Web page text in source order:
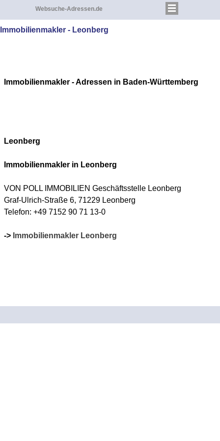
Websuche-Adressen.de
Immobilienmakler - Leonberg
Immobilienmakler - Adressen in Baden-Württemberg
Leonberg
Immobilienmakler in Leonberg
VON POLL IMMOBILIEN Geschäftsstelle Leonberg
Graf-Ulrich-Straße 6, 71229 Leonberg
Telefon: +49 7152 90 71 13-0
-> Immobilienmakler Leonberg